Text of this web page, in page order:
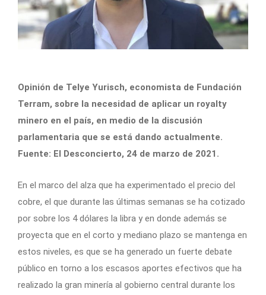
Opinión de Telye Yurisch, economista de Fundación
Terram, sobre la necesidad de aplicar un royalty
minero en el país, en medio de la discusión
parlamentaria que se está dando actualmente.
Fuente: El Desconcierto, 24 de marzo de 2021.
En el marco del alza que ha experimentado el precio del
cobre, el que durante las últimas semanas se ha cotizado
por sobre los 4 dólares la libra y en donde además se
proyecta que en el corto y mediano plazo se mantenga en
estos niveles, es que se ha generado un fuerte debate
público en torno a los escasos aportes efectivos que ha
realizado la gran minería al gobierno central durante los